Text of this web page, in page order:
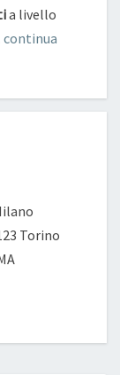
a livello
continua
Torino